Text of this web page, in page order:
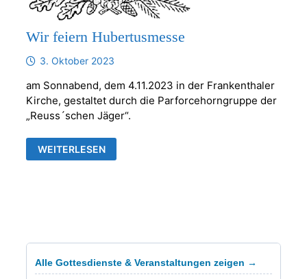
Wir feiern Hubertusmesse
3. Oktober 2023
am Sonnabend, dem 4.11.2023 in der Frankenthaler
Kirche, gestaltet durch die Parforcehorngruppe der
„Reuss´schen Jäger“.
WIR
FEIERN
WEITERLESEN
Alle Gottesdienste & Veranstaltungen zeigen →